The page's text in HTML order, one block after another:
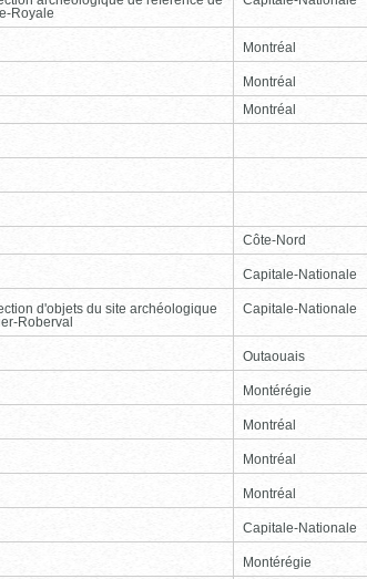
Royale
Montréal
Montréal
Montréal
Côte-Nord
Capitale-Nationale
d'objets du site archéologique
Roberval
Capitale-Nationale
Outaouais
Montérégie
Montréal
Montréal
Montréal
Capitale-Nationale
Montérégie